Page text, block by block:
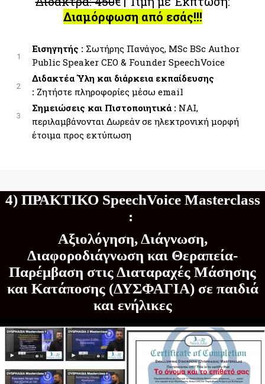
Διαμόρφωση από εσάς!!!
1
Εισηγητής : Σωτήρης Πανάγος, MSc BSc Author
Public Speaker CEO & Founder SpeechVoice
2
Διδακτέα Ύλη και διάρκεια εκπαίδευσης
: Ζητήστε πληροφορίες μέσω email
3
Σημειώσεις και Πιστοποιητικά : ΝΑΙ,
περιλαμβάνονται Δωρεάν σε ηλεκτρονική μορφή
έτοιμα προς εκτύπωση
4) ΠΡΑΚΤΙΚΟ SpeechVoice Masterclass
:
Αξιολόγηση, Διάγνωση,
Διαφοροδιάγνωση και Θεραπεία-
Παρέμβαση στις Διαταραχές Μάσησης
και Κατάποσης (ΔΥΣΦΑΓΙΑ) σε παιδιά
και ενήλικες